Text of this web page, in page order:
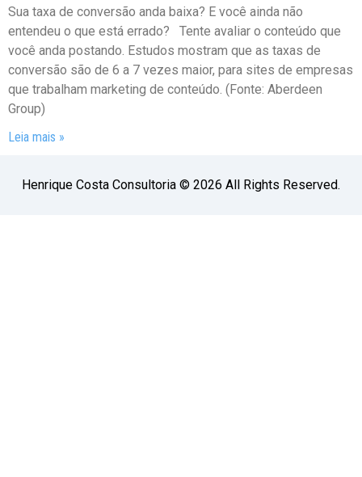
Sua taxa de conversão anda baixa? E você ainda não
entendeu o que está errado? Tente avaliar o conteúdo que
você anda postando. Estudos mostram que as taxas de
conversão são de 6 a 7 vezes maior, para sites de empresas
que trabalham marketing de conteúdo. (Fonte: Aberdeen
Group)
Leia mais »
Henrique Costa Consultoria © 2026 All Rights Reserved.